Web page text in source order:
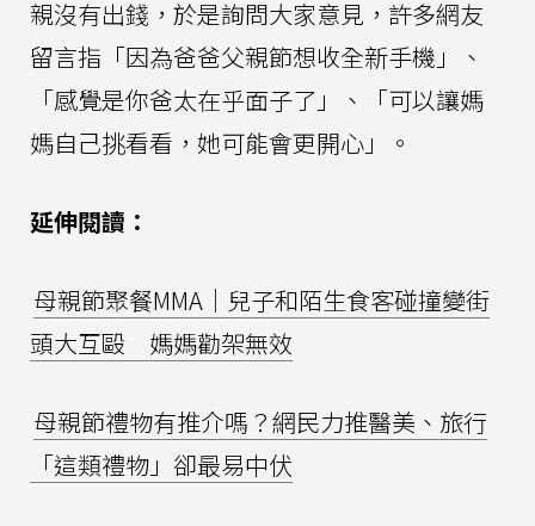
親沒有出錢，於是詢問大家意見，許多網友
留言指「因為爸爸父親節想收全新手機」、
「感覺是你爸太在乎面子了」、「可以讓媽
媽自己挑看看，她可能會更開心」。
延伸閱讀：
母親節聚餐MMA｜兒子和陌生食客碰撞變街
頭大互毆 媽媽勸架無效
母親節禮物有推介嗎？網民力推醫美、旅行
「這類禮物」卻最易中伏